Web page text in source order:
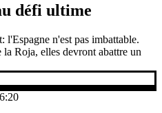
défi ultime
l'Espagne n'est pas imbattable.
Roja, elles devront abattre un